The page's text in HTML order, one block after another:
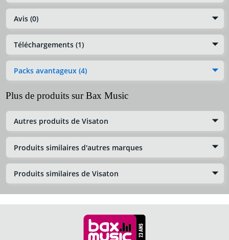
Avis (0)
Téléchargements (1)
Packs avantageux (4)
Plus de produits sur Bax Music
Autres produits de Visaton
Produits similaires d'autres marques
Produits similaires de Visaton